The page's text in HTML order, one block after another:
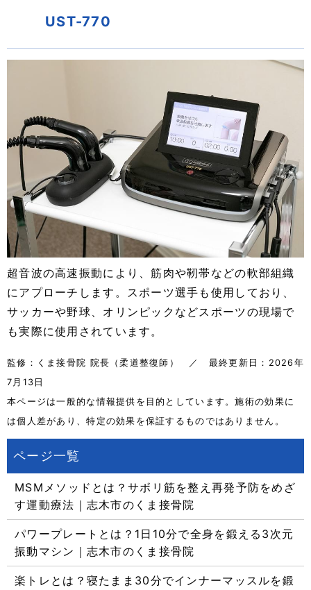
UST-770
超音波の高速振動により、筋肉や靭帯などの軟部組織
にアプローチします。スポーツ選手も使用しており、
サッカーや野球、オリンピックなどスポーツの現場で
も実際に使用されています。
監修：くま接骨院 院長（柔道整復師） ／ 最終更新日：2026年
7月13日
本ページは一般的な情報提供を目的としています。施術の効果に
は個人差があり、特定の効果を保証するものではありません。
MSMメソッドとは？サボリ筋を整え再発予防をめざ
す運動療法｜志木市のくま接骨院
パワープレートとは？1日10分で全身を鍛える3次元
振動マシン｜志木市のくま接骨院
楽トレとは？寝たまま30分でインナーマッスルを鍛